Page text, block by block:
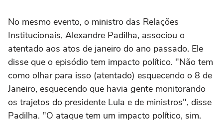
No mesmo evento, o ministro das Relações
Institucionais, Alexandre Padilha, associou o
atentado aos atos de janeiro do ano passado. Ele
disse que o episódio tem impacto político. "Não tem
como olhar para isso (atentado) esquecendo o 8 de
Janeiro, esquecendo que havia gente monitorando
os trajetos do presidente Lula e de ministros", disse
Padilha. "O ataque tem um impacto político, sim.